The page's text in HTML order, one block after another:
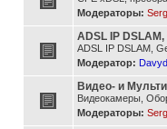
Модераторы:
ADSL IP DSLAM,
ADSL IP DSLAM,
Модератор:
Видео- и
Видеокамеры,
Модераторы: